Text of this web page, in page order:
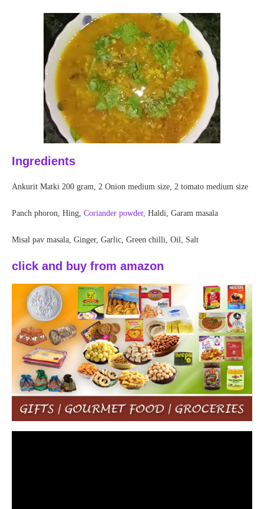
Ingredients
Ankurit Matki 200 gram, 2 Onion medium size, 2 tomato medium size
Panch phoron, Hing, Coriander powder, Haldi, Garam masala
Misal pav masala, Ginger, Garlic, Green chilli, Oil, Salt
click and buy from amazon